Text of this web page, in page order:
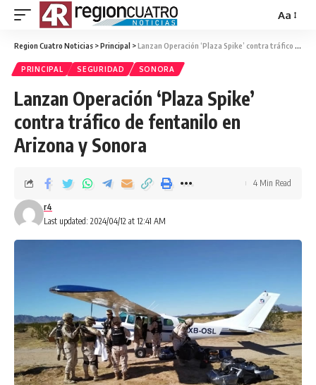
Aa
Region Cuatro Noticias >Principal >Lanzan Operación ‘Plaza Spike’ contra tráfico de fentanilo en Arizona y Sonora
PRINCIPAL SEGURIDAD SONORA
Lanzan Operación ‘Plaza Spike’
contra tráfico de fentanilo en
Arizona y Sonora
Last updated: 2024/04/12 at 12:41 AM
r4
4 Min Read